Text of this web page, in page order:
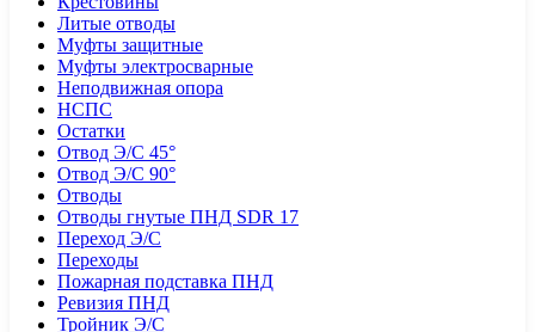
Литые отводы
Муфты защитные
Муфты электросварные
Неподвижная опора
НСПС
Остатки
Отвод Э/С 45°
Отвод Э/С 90°
Отводы
Отводы гнутые ПНД SDR 17
Переход Э/С
Переходы
Пожарная подставка ПНД
Ревизия ПНД
Тройник Э/С